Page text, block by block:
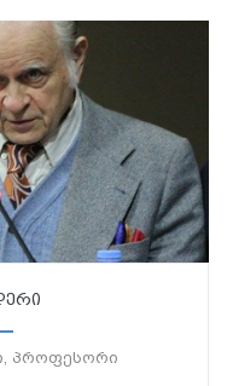
პროფესორი